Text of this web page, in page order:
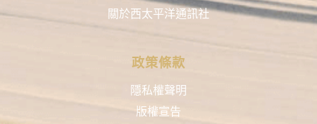
關於西太平洋通訊社
政策條款
隱私權聲明
版權宣告